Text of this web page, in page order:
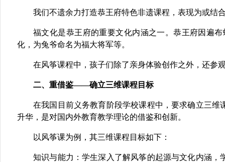
我们不遗余力打造恭王府特色非遗课程，表现为或结
福文化是恭王府的重要文化内涵之一。恭王府因遍
化，为兔爷命名为福大将军等。
在风筝课程中，孩子们除了亲身体验创作之外，还参
二、重借鉴——确立三维课程目标
在我国目前义务教育阶段学校课程中，要求确立三
升华，是对国内外教育教学理论的借鉴和创新。
以风筝课为例，其三维课程目标如下：
知识与能力：学生深入了解风筝的起源与文化内涵